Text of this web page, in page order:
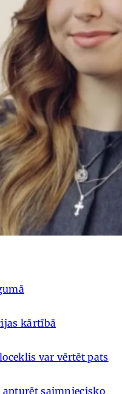
kārtībā
var vērtēt pats
saimniecisko